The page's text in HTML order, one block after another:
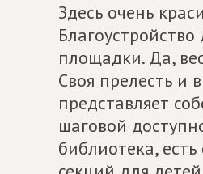
Здесь очень
площадки. Да,
Своя прелесть и
представляет
шаговой
библиотека,